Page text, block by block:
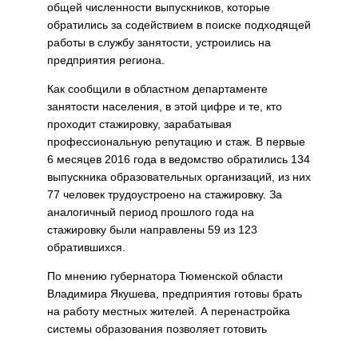
общей численности выпускников, которые
обратились за содействием в поиске подходящей
работы в службу занятости, устроились на
предприятия региона.
Как сообщили в областном департаменте
занятости населения, в этой цифре и те, кто
проходит стажировку, зарабатывая
профессиональную репутацию и стаж. В первые
6 месяцев 2016 года в ведомство обратились 134
выпускника образовательных организаций, из них
77 человек трудоустроено на стажировку. За
аналогичный период прошлого года на
стажировку были направлены 59 из 123
обратившихся.
По мнению губернатора Тюменской области
Владимира Якушева, предприятия готовы брать
на работу местных жителей. А перенастройка
системы образования позволяет готовить